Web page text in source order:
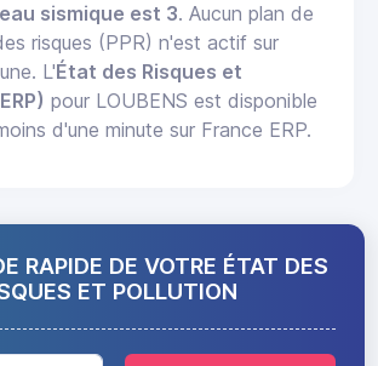
sismique est 3. Aucun plan de
risques (PPR) n'est actif sur
L'État des Risques et
pour LOUBENS est disponible
d'une minute sur France ERP.
RAPIDE DE VOTRE ÉTAT DES
ET POLLUTION